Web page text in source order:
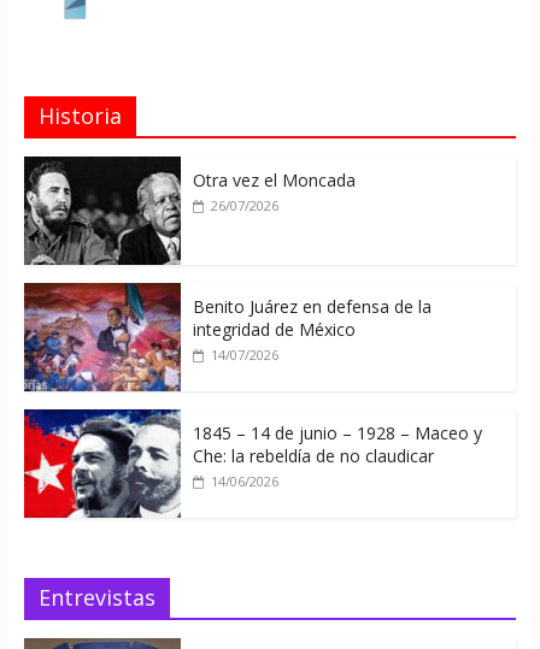
Historia
Otra vez el Moncada
26/07/2026
Benito Juárez en defensa de la
integridad de México
14/07/2026
1845 – 14 de junio – 1928 – Maceo y
Che: la rebeldía de no claudicar
14/06/2026
Entrevistas